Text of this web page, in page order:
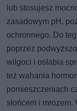
lub stosujesz
zasadowym pH,
ochronnego. Do
poprzez
wilgoci i osłabia
też wahania
pomieszczeniach
słońcem i